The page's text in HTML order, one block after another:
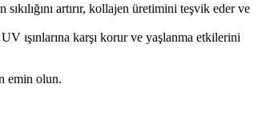
artırır, kollajen üretimini teşvik eder ve
ışınlarına karşı korur ve yaşlanma etkilerini
emin olun.